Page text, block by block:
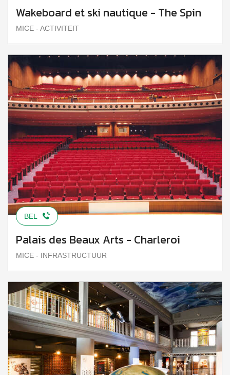
Wakeboard et ski nautique - The Spin
MICE - ACTIVITEIT
BEL
Palais des Beaux Arts - Charleroi
MICE - INFRASTRUCTUUR